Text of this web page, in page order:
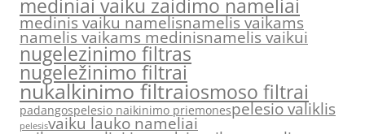
mediniai vaiku zaidimo nameliai
medinis vaiku namelisnamelis vaikams
namelis vaikams medinisnamelis vaikui
nugelezinimo filtras
nugeležinimo filtrai
nukalkinimo filtraiosmoso filtrai
padangospelesio naikinimo priemonespelesio valiklis
pelesisvaiku lauko nameliai